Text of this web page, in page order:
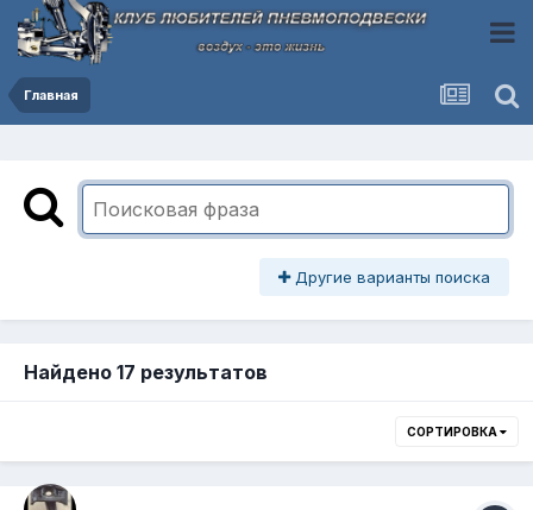
Главная
Другие варианты поиска
Найдено 17 результатов
СОРТИРОВКА